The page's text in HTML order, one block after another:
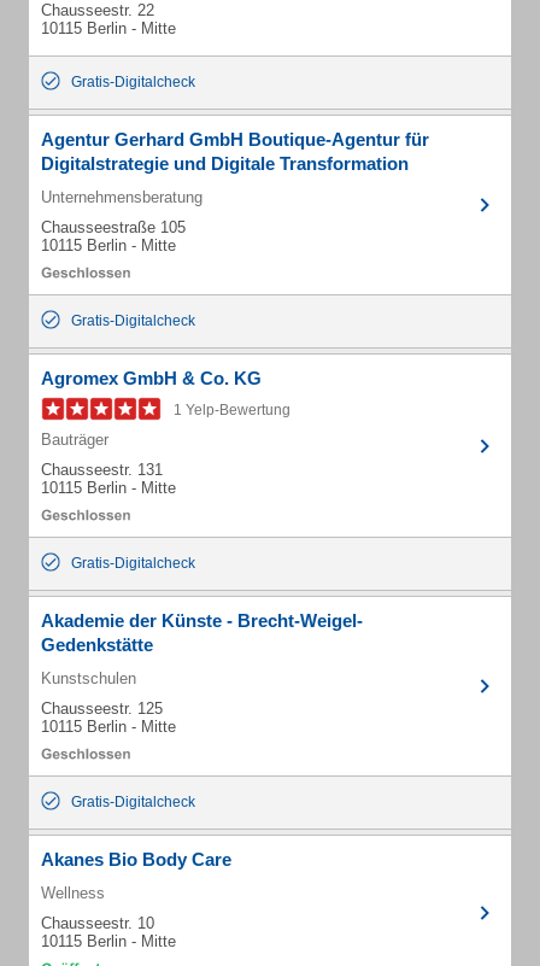
Chausseestr. 22
10115 Berlin - Mitte
Gratis-Digitalcheck
Agentur Gerhard GmbH Boutique-Agentur für
Digitalstrategie und Digitale Transformation
Unternehmensberatung
Chausseestraße 105
10115 Berlin - Mitte
Gratis-Digitalcheck
Agromex GmbH & Co. KG
1 Yelp-Bewertung
Bauträger
Chausseestr. 131
10115 Berlin - Mitte
Gratis-Digitalcheck
Akademie der Künste - Brecht-Weigel-
Gedenkstätte
Kunstschulen
Chausseestr. 125
10115 Berlin - Mitte
Gratis-Digitalcheck
Akanes Bio Body Care
Wellness
Chausseestr. 10
10115 Berlin - Mitte